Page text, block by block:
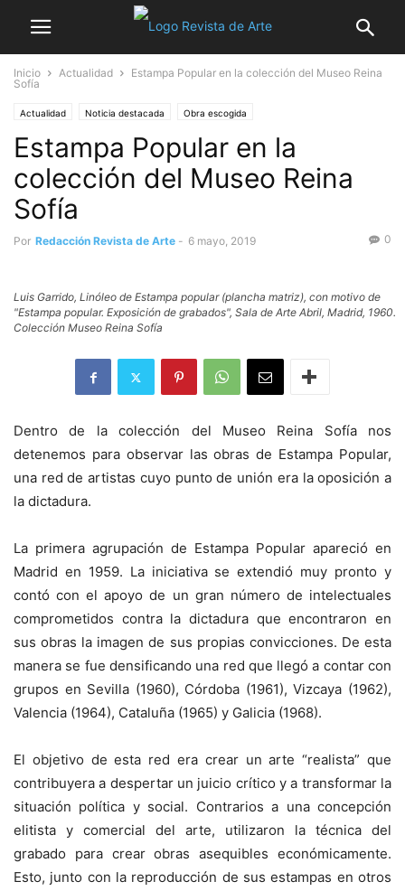
Inicio Actualidad
Estampa Popular en la colección del Museo Reina
Sofía
Actualidad Noticia destacada Obra escogida
Estampa Popular en la
colección del Museo Reina
Sofía
Por Redacción Revista de Arte - 6 mayo, 2019 0
Luis Garrido, Linóleo de Estampa popular (plancha matriz), con motivo de
"Estampa popular. Exposición de grabados", Sala de Arte Abril, Madrid, 1960.
Colección Museo Reina Sofía
Dentro de la colección del Museo Reina Sofía nos
detenemos para observar las obras de Estampa Popular,
una red de artistas cuyo punto de unión era la oposición a
la dictadura.
La primera agrupación de Estampa Popular apareció en
Madrid en 1959. La iniciativa se extendió muy pronto y
contó con el apoyo de un gran número de intelectuales
comprometidos contra la dictadura que encontraron en
sus obras la imagen de sus propias convicciones. De esta
manera se fue densificando una red que llegó a contar con
grupos en Sevilla (1960), Córdoba (1961), Vizcaya (1962),
Valencia (1964), Cataluña (1965) y Galicia (1968).
El objetivo de esta red era crear un arte “realista” que
contribuyera a despertar un juicio crítico y a transformar la
situación política y social. Contrarios a una concepción
elitista y comercial del arte, utilizaron la técnica del
grabado para crear obras asequibles económicamente.
Esto, junto con la reproducción de sus estampas en otros